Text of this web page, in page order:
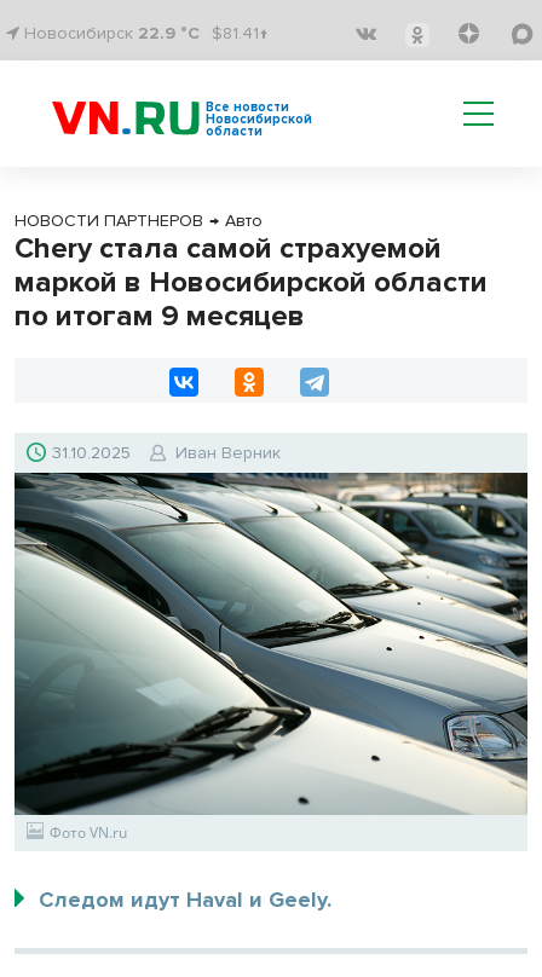
Новосибирск 22.9 °C $81.41↑
Все новости
Новосибирской
области
НОВОСТИ ПАРТНЕРОВ → Авто
Chery стала самой страхуемой
маркой в Новосибирской области
по итогам 9 месяцев
31.10.2025 Иван Верник
Фото VN.ru
Следом идут Haval и Geely.